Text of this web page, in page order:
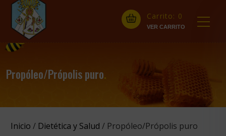
Carrito: 0
Propóleo/Própolis puro.
Inicio / Dietética y Salud / Propóleo/Própolis puro